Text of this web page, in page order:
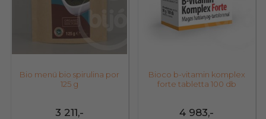
3 211,-
Bio menü bio spirulina por
125 g
4 983,-
Bioco b-vitamin komplex
forte tabletta 100 db